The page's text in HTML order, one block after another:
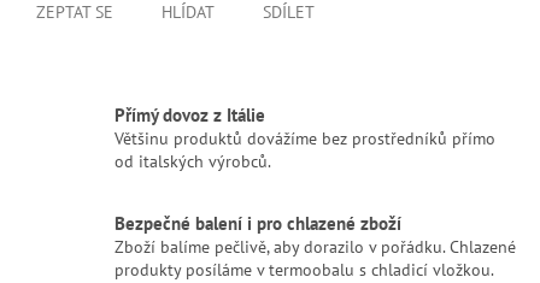
ZEPTAT SE HLÍDAT SDÍLET
Přímý dovoz z Itálie
Většinu produktů dovážíme bez prostředníků přímo
od italských výrobců.
Bezpečné balení i pro chlazené zboží
Zboží balíme pečlivě, aby dorazilo v pořádku. Chlazené
produkty posíláme v termoobalu s chladicí vložkou.